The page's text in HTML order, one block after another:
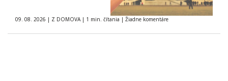
09. 08. 2026 | Z DOMOVA | 1 min. čítania | Žiadne komentáre